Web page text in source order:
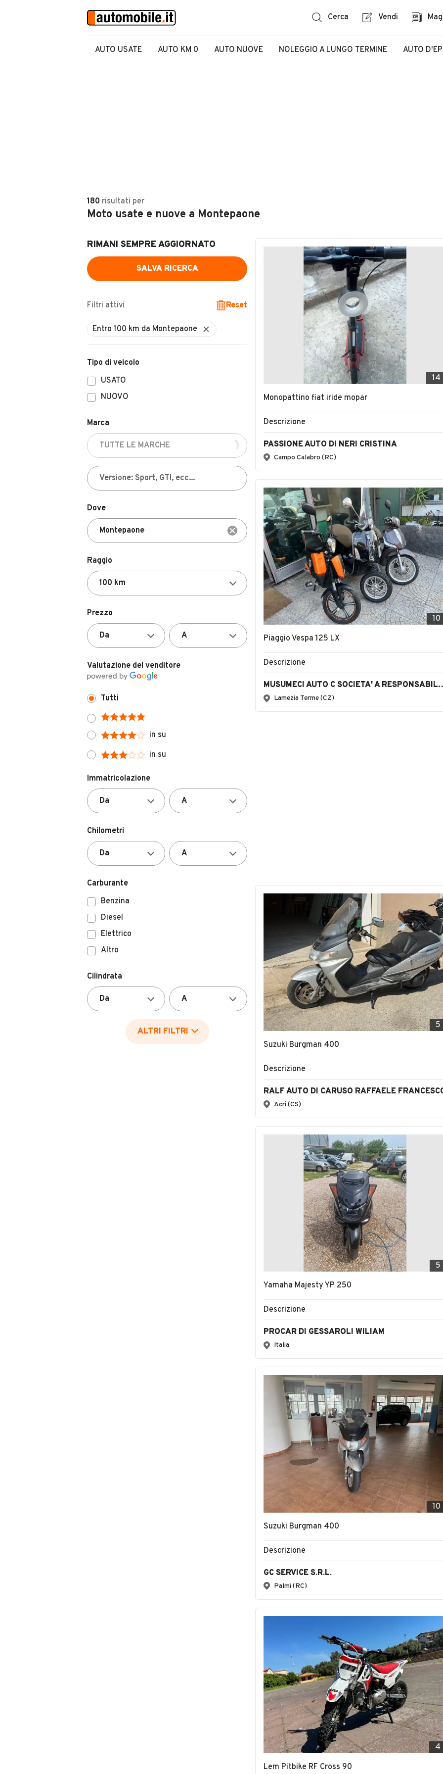
Cerca Vendi
AUTO USATE AUTO KM 0 AUTO NUOVE NOLEGGIO A LUNGO TERMINE AUTO
180 risultati per
Moto usate e nuove a Montepaone
RIMANI SEMPRE AGGIORNATO
SALVA RICERCA
Filtri attivi Reset
Tipo di veicolo
USATO
NUOVO
Marca
Dove
Raggio
Prezzo
Valutazione del venditore
Tutti
in su
in su
Immatricolazione
Chilometri
Carburante
Benzina
Diesel
Elettrico
Altro
Cilindrata
ALTRI FILTRI
14
Monopattino fiat iride mopar
Descrizione
PASSIONE AUTO DI NERI CRISTINA
Campo Calabro (RC)
10
Piaggio Vespa 125 LX
Descrizione
MUSUMECI AUTO C
Lamezia Terme (CZ)
5
Suzuki Burgman 400
Descrizione
RALF AUTO DI CARUSO RAFFAELE
Acri (CS)
5
Yamaha Majesty YP 250
Descrizione
PROCAR DI GESSAROLI WILIAM
Italia
10
Suzuki Burgman 400
Descrizione
GC SERVICE S.R.L.
Palmi (RC)
4
Lem Pitbike RF Cross 90